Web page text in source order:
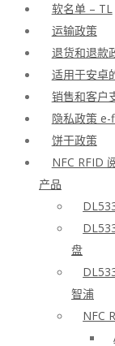
软名单 – TL
运输政策
退货和退款
适用于安卓
销售和客户
隐私政策
饼干政策
NFC RFID
产品
盘
智浦
NFC